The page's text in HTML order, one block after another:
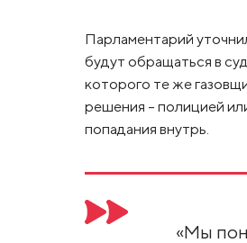
Парламентарий
будут обращаться в
которого те же
решения - полицией
попадания внутрь.
«Мы